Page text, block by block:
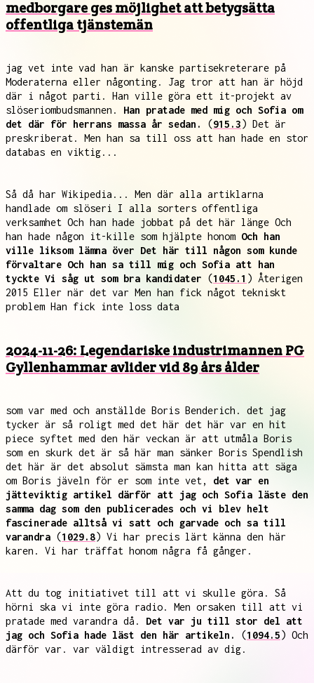
medborgare ges möjlighet att betygsätta
offentliga tjänstemän
jag vet inte vad han är kanske partisekreterare på
Moderaterna eller någonting. Jag tror att han är höjd
där i något parti. Han ville göra ett it-projekt av
slöseriombudsmannen. Han pratade med mig och Sofia om
det där för herrans massa år sedan.
(915.3) Det är
preskriberat. Men han sa till oss att han hade en stor
databas en viktig...
Så då har Wikipedia... Men där alla artiklarna
handlade om slöseri I alla sorters offentliga
verksamhet Och han hade jobbat på det här länge Och
han hade någon it-kille som hjälpte honom Och han
ville liksom lämna över Det här till någon som kunde
förvaltare Och han sa till mig och Sofia att han
tyckte Vi såg ut som bra kandidater (1045.1 ) Återigen
2015 Eller när det var Men han fick något tekniskt
problem Han fick inte loss data
2024-11-26: Legendariske industrimannen PG
Gyllenhammar avlider vid 89 års ålder
som var med och anställde Boris Benderich. det jag
tycker är så roligt med det här det här var en hit
piece syftet med den här veckan är att utmåla Boris
som en skurk det är så här man sänker Boris Spendlish
det här är det absolut sämsta man kan hitta att säga
om Boris jäveln för er som inte vet, det var en
jätteviktig artikel därför att jag och Sofia läste den
samma dag som den publicerades och vi blev helt
fascinerade alltså vi satt och garvade och sa till
varandra (1029.8) Vi har precis lärt känna den här
karen. Vi har träffat honom några få gånger.
Att du tog initiativet till att vi skulle göra. Så
hörni ska vi inte göra radio. Men orsaken till att vi
pratade med varandra då. Det var ju till stor del att
jag och Sofia hade läst den här artikeln.
(1094.5) Och
därför var. var väldigt intresserad av dig.